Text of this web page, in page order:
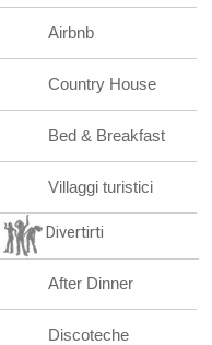
Airbnb
Country House
Bed & Breakfast
Villaggi turistici
Divertirti
After Dinner
Discoteche